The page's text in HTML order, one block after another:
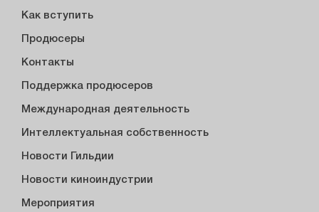
Как вступить
Продюсеры
Контакты
Поддержка продюсеров
Международная деятельность
Интеллектуальная собственность
Новости Гильдии
Новости киноиндустрии
Мероприятия